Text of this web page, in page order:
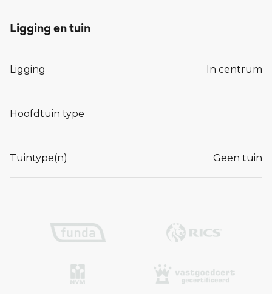
Ligging en tuin
Ligging In centrum
Hoofdtuin type
Tuintype(n) Geen tuin